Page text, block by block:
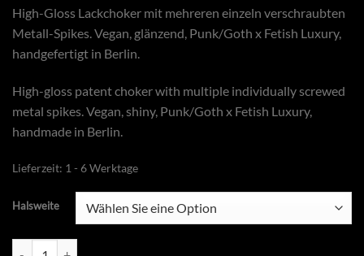
High-Gloss Lackchoker mit mehreren einzeln verschraubten
Metall-Spikes. Vegan, glänzend, Punk/Goth x Fetish Luxury,
handgefertigt in Berlin.
High-gloss patent choker with multiple individually screwed
metal spikes. Vegan, shiny, Punk/Goth x Fetish Luxury,
handmade in Berlin.
Lieferzeit: 1 - 6 Werktage
Halsweite